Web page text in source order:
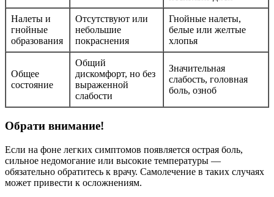
Налеты и
гнойные
образования
Отсутствуют или
небольшие
покраснения
Гнойные налеты,
белые или желтые
хлопья
Общее
состояние
Общий
дискомфорт, но без
выраженной
слабости
Значительная
слабость, головная
боль, озноб
Обрати внимание!
Если на фоне легких симптомов появляется острая боль,
сильное недомогание или высокие температуры —
обязательно обратитесь к врачу. Самолечение в таких случаях
может привести к осложнениям.